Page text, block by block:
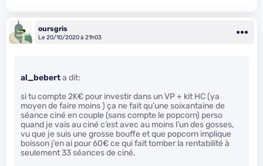
oursgris
Le 20/10/2020 à 21h03
al_beberta dit:
si tu compte 2K€ pour investir dans un VP + kit HC (ya
moyen de faire moins ) ça ne fait qu’une soixantaine de
séance ciné en couple (sans compte le popcorn) perso
quand je vais au ciné c’est avec au moins l’un des gosses,
vu que je suis une grosse bouffe et que popcorn implique
boisson j’en ai pour 60€ ce qui fait tomber la rentabilité à
seulement 33 séances de ciné.